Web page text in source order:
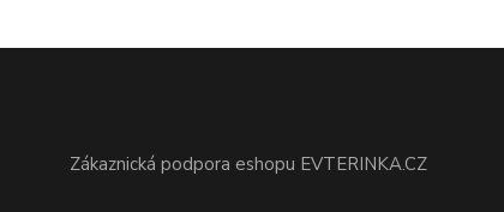
Zákaznická podpora eshopu EVTERINKA.CZ